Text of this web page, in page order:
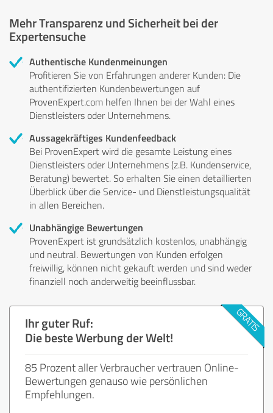
Mehr Transparenz und Sicherheit bei der
Expertensuche
Authentische Kundenmeinungen
Profitieren Sie von Erfahrungen anderer Kunden: Die
authentifizierten Kundenbewertungen auf
ProvenExpert.com helfen Ihnen bei der Wahl eines
Dienstleisters oder Unternehmens.
Aussagekräftiges Kundenfeedback
Bei ProvenExpert wird die gesamte Leistung eines
Dienstleisters oder Unternehmens (z.B. Kundenservice,
Beratung) bewertet. So erhalten Sie einen detaillierten
Überblick über die Service- und Dienstleistungsqualität
in allen Bereichen.
Unabhängige Bewertungen
ProvenExpert ist grundsätzlich kostenlos, unabhängig
und neutral. Bewertungen von Kunden erfolgen
freiwillig, können nicht gekauft werden und sind weder
finanziell noch anderweitig beeinflussbar.
Ihr guter Ruf:
Die beste Werbung der Welt!
85 Prozent aller Verbraucher vertrauen Online-
Bewertungen genauso wie persönlichen
Empfehlungen.